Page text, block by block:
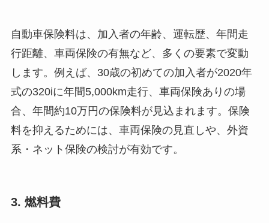
自動車保険料は、加入者の年齢、運転歴、年間走
行距離、車両保険の有無など、多くの要素で変動
します。例えば、30歳の初めての加入者が2020年
式の320iに年間5,000km走行、車両保険ありの場
合、年間約10万円の保険料が見込まれます。保険
料を抑えるためには、車両保険の見直しや、外資
系・ネット保険の検討が有効です。
3. 燃料費